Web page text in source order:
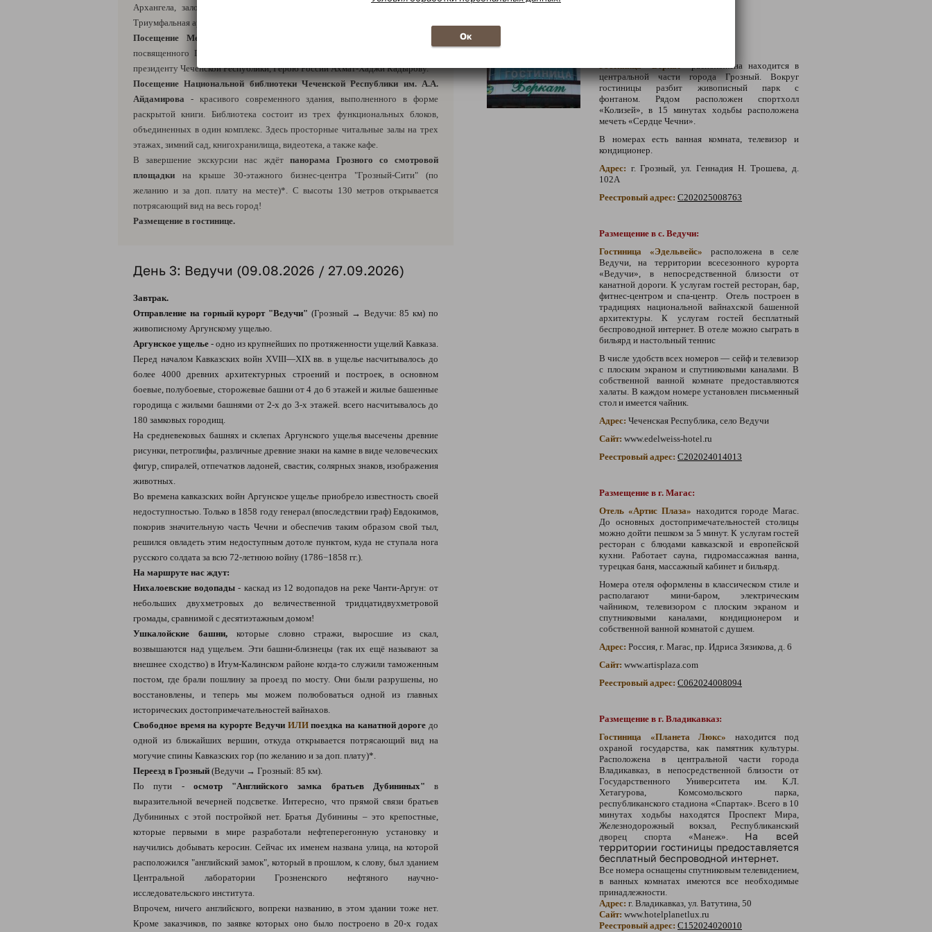
Архангела, заложенная при основании Грозного, уникальные фонтаны и
Триумфальная арка и футуристический Грозный-сити.
Посещение Мемориального комплекса Славы им. А.А. Кадырова,
посвященного Победе в Великой Отечественной войне, а также первому
президенту Чеченской Республики, Герою России Ахмат-Хаджи Кадырову.
Посещение Национальной библиотеки Чеченской Республики им. А.А.
Айдамирова - красивого современного здания, выполненного в форме
раскрытой книги. Библиотека состоит из трех функциональных блоков,
объединенных в один комплекс. Здесь просторные читальные залы на трех
этажах, зимний сад, книгохранилища, видеотека, а также кафе.
В завершение экскурсии нас ждёт панорама Грозного со смотровой
площадки на крыше 30-этажного бизнес-центра "Грозный-Сити" (по
желанию и за доп. плату на месте)*. С высоты 130 метров открывается
потрясающий вид на весь город!
Размещение в гостинице.
День 3: Ведучи (09.08.2026 / 27.09.2026)
Завтрак.
Отправление на горный курорт "Ведучи" (Грозный → Ведучи: 85 км) по
живописному Аргунскому ущелью.
Аргунское ущелье - одно из крупнейших по протяженности ущелий Кавказа.
Перед началом Кавказских войн XVIII—XIX вв. в ущелье насчитывалось до
более 4000 древних архитектурных строений и построек, в основном
боевые, полубоевые, сторожевые башни от 4 до 6 этажей и жилые башенные
городища с жилыми башнями от 2-х до 3-х этажей. всего насчитывалось до
180 замковых городищ.
На средневековых башнях и склепах Аргунского ущелья высечены древние
рисунки, петроглифы, различные древние знаки на камне в виде человеческих
фигур, спиралей, отпечатков ладоней, свастик, солярных знаков, изображения
животных.
Во времена кавказских войн Аргунское ущелье приобрело известность своей
недоступностью. Только в 1858 году генерал (впоследствии граф) Евдокимов,
покорив значительную часть Чечни и обеспечив таким образом свой тыл,
решился овладеть этим недоступным дотоле пунктом, куда не ступала нога
русского солдата за всю 72-летнюю войну (1786−1858 гг.).
На маршруте нас ждут:
Нихалоевские водопады - каскад из 12 водопадов на реке Чанти-Аргун: от
небольших двухметровых до величественной тридцатидвухметровой
громады, сравнимой с десятиэтажным домом!
Ушкалойские башни,которые словно стражи, выросшие из скал,
возвышаются над ущельем. Эти башни-близнецы (так их ещё называют за
внешнее сходство) в Итум-Калинском районе когда-то служили таможенным
постом, где брали пошлину за проезд по мосту. Они были разрушены, но
восстановлены, и теперь мы можем полюбоваться одной из главных
исторических достопримечательностей вайнахов.
Свободное время на курорте Ведучи ИЛИпоездка на канатной дороге до
одной из ближайших вершин, откуда открывается потрясающий вид на
могучие спины Кавказских гор (по желанию и за доп. плату)*.
Переезд в Грозный (Ведучи → Грозный: 85 км).
По пути - осмотр "Английского замка братьев Дубининых" в
выразительной вечерней подсветке. Интересно, что прямой связи братьев
Дубининых с этой постройкой нет. Братья Дубинины – это крепостные,
которые первыми в мире разработали нефтеперегонную установку и
научились добывать керосин. Сейчас их именем названа улица, на которой
расположился "английский замок", который в прошлом, к слову, был зданием
Центральной лаборатории Грозненского нефтяного научно-
исследовательского института.
Впрочем, ничего английского, вопреки названию, в этом здании тоже нет.
Кроме заказчиков, по заявке которых оно было построено в 20-х годах
Информация по размещению:
Гостиница "Беркат"расположена находится в
центральной части города Грозный. Вокруг
гостиницы разбит живописный парк с
фонтаном.Рядом расположен спортхолл
«Колизей», в 15 минутах ходьбы расположена
мечеть «Сердце Чечни».
В номерах есть ванная комната, телевизор и
кондиционер.
Адрес: г.Грозный,ул. Геннадия Н. Трошева, д.
102А
Реестровый адрес: С202025008763
Размещение в с. Ведучи:
Гостиница «Эдельвейс» расположена в селе
Ведучи,на территории всесезонного курорта
«Ведучи», в непосредственной близости от
канатной дороги. К услугам гостей ресторан, бар,
фитнес-центром и спа-центр. Отель построен в
традициях национальной вайнахской башенной
архитектуры.К услугам гостей бесплатный
беспроводной интернет. В отеле можно сыграть в
бильярд и настольный теннис
В числе удобств всех номеров — сейф и телевизор
с плоским экраном и спутниковыми каналами. В
собственной ванной комнате предоставляются
халаты. В каждом номере установлен письменный
стол и имеется чайник.
Адрес: Чеченская Республика, село Ведучи
Сайт: www.edelweiss-hotel.ru
Реестровый адрес: С202024014013
Размещение в г. Магас:
Отель «Артис Плаза» находится городе Магас.
До основных достопримечательностей столицы
можно дойти пешком за 5 минут. К услугам гостей
ресторан с блюдами кавказской и европейской
кухни. Работает сауна, гидромассажная ванна,
турецкая баня, массажный кабинет и бильярд.
Номера отеля оформлены в классическом стиле и
располагают мини-баром, электрическим
чайником, телевизором с плоским экраном и
спутниковыми каналами, кондиционером и
собственной ванной комнатой с душем.
Адрес: Россия, г. Магас, пр. Идриса Зязикова, д. 6
Сайт: www.artisplaza.com
Реестровый адрес: С062024008094
Размещение в г. Владикавказ:
Гостиница «Планета Люкс» находится под
охраной государства, как памятник культуры.
Расположена в центральной части города
Владикавказ, в непосредственной близости от
Государственного Университета им. К.Л.
Хетагурова, Комсомольского парка,
республиканского стадиона «Спартак». Всего в 10
минутах ходьбы находятся Проспект Мира,
Железнодорожный вокзал, Республиканский
дворец спорта «Манеж». На всей
территории гостиницы предоставляется
бесплатный беспроводной интернет.
Все номера оснащены спутниковым телевидением,
в ванных комнатах имеются все необходимые
принадлежности.
Адрес: г. Владикавказ, ул. Ватутина, 50
Сайт: www.hotelplanetlux.ru
Реестровый адрес: С152024020010
Ок